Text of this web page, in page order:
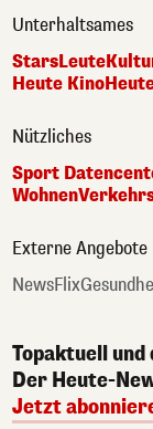
Unterhaltsames
StarsLeute
Heute Kino
Nützliches
Sport
Wohnen
Externe Angebote
NewsFlix
Topaktuell
Der Heute-
Jetzt